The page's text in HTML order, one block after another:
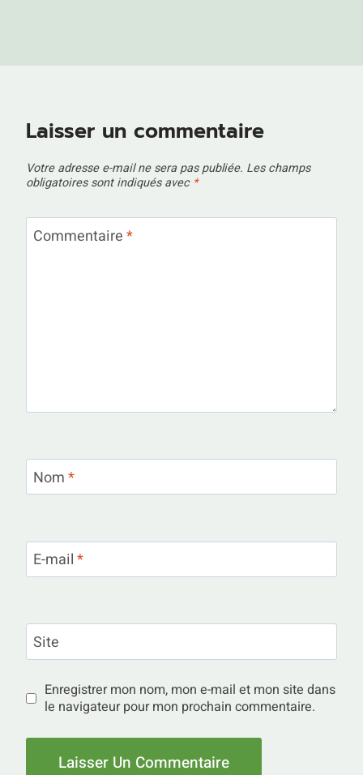
Laisser un commentaire
Votre adresse e-mail ne sera pas publiée. Les champs
obligatoires sont indiqués avec *
Commentaire*
Nom*
E-mail*
Site
Enregistrer mon nom, mon e-mail et mon site dans
le navigateur pour mon prochain commentaire.